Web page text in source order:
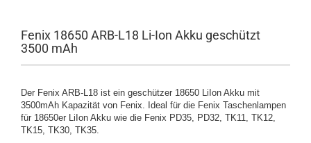
Fenix 18650 ARB-L18 Li-Ion Akku geschützt
3500 mAh
Der Fenix ARB-L18 ist ein geschützer 18650 LiIon Akku mit
3500mAh Kapazität von Fenix. Ideal für die Fenix Taschenlampen
für 18650er LiIon Akku wie die Fenix PD35, PD32, TK11, TK12,
TK15, TK30, TK35.